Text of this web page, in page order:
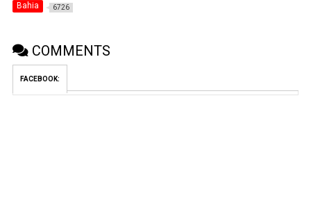
Bahia 6726
COMMENTS
FACEBOOK: